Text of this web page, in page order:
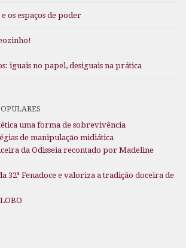
os espaços de poder
iguais no papel, desiguais na prática
uma forma de sobrevivência
de manipulação midiática
da Odisseia recontado por Madeline
32ª Fenadoce e valoriza a tradição doceira de